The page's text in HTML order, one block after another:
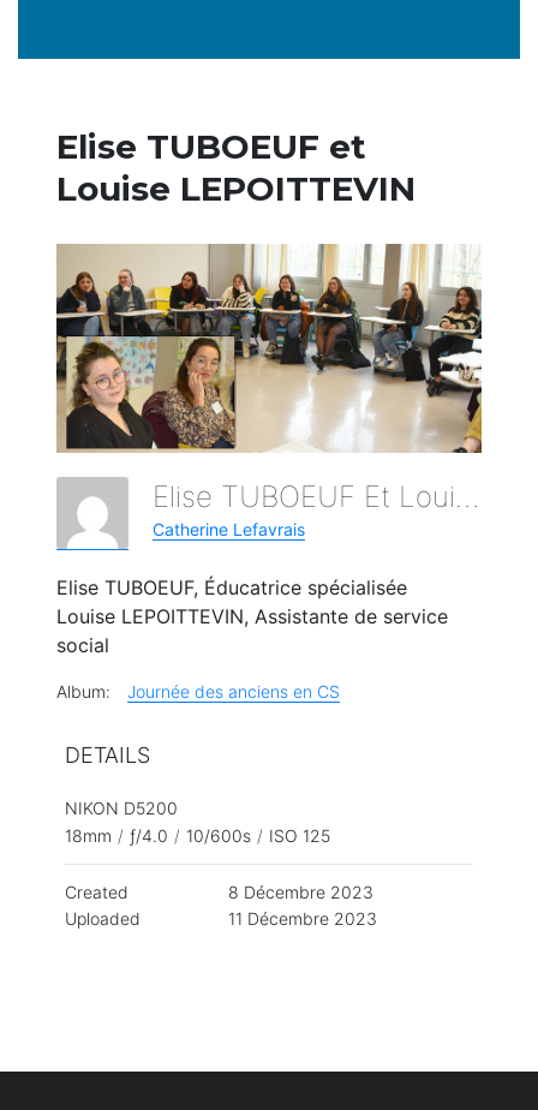
Elise TUBOEUF et
Louise LEPOITTEVIN
Elise TUBOEUF Et Louise LEPOITTEVIN
Catherine Lefavrais
Elise TUBOEUF, Éducatrice spécialisée
Louise LEPOITTEVIN, Assistante de service
social
Album: Journée des anciens en CS
DETAILS
NIKON D5200
18mm / ƒ/4.0 / 10/600s / ISO 125
Created
8 Décembre 2023
Uploaded
11 Décembre 2023